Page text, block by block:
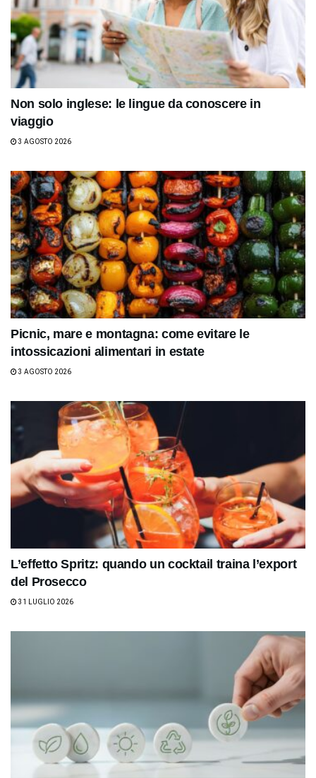
Non solo inglese: le lingue da conoscere in
viaggio
3 AGOSTO 2026
Picnic, mare e montagna: come evitare le
intossicazioni alimentari in estate
3 AGOSTO 2026
L’effetto Spritz: quando un cocktail traina l’export
del Prosecco
31 LUGLIO 2026